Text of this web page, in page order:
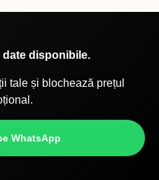
date disponibile.
tale și blochează prețul
WhatsApp